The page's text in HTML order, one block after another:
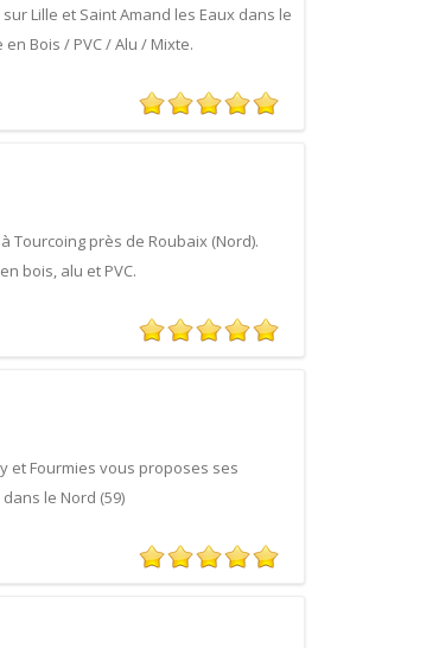
Lille et Saint Amand les Eaux dans le
Bois / PVC / Alu / Mixte.
Tourcoing près de Roubaix (Nord).
bois, alu et PVC.
et Fourmies vous proposes ses
le Nord (59)